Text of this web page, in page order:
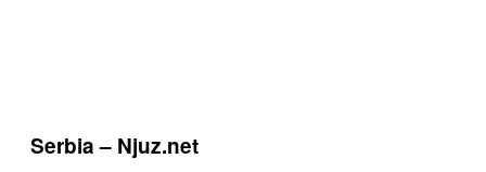
Serbia – Njuz.net